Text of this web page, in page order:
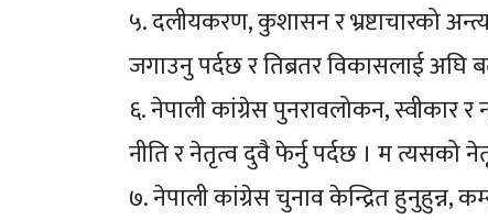
५. दलीयकरण, कुशासन र भ्रष्टाचारको
जगाउनु पर्दछ र तिब्रतर विकासलाई अघि
६. नेपाली कांग्रेस पुनरावलोकन, स्वीकार
नीति र नेतृत्व दुवै फेर्नु पर्दछ । म त्यसको
७. नेपाली कांग्रेस चुनाव केन्द्रित हुनुहुन्न,